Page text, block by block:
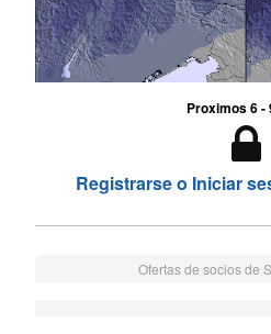
Proximos 6 -
Registrarse o Iniciar
Ofertas de socios de